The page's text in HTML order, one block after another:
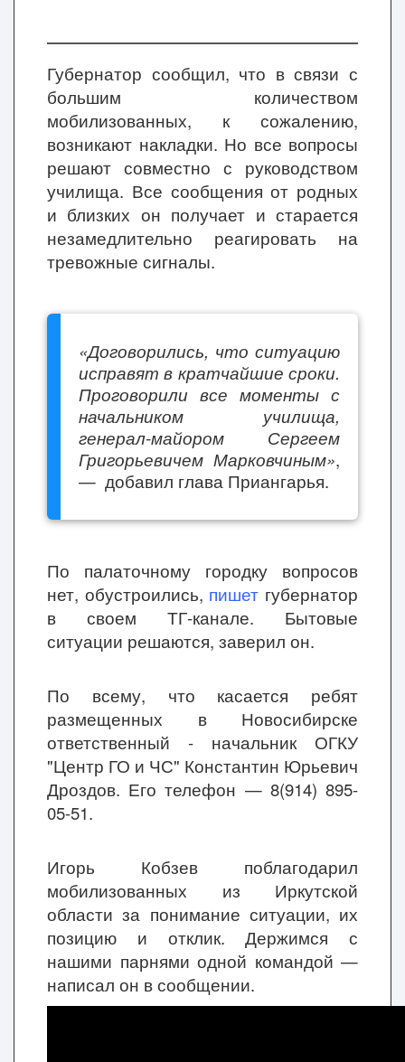
Губернатор сообщил, что в связи с
большим количеством
мобилизованных, к сожалению,
возникают накладки. Но все вопросы
решают совместно с руководством
училища. Все сообщения от родных
и близких он получает и старается
незамедлительно реагировать на
тревожные сигналы.
«Договорились, что ситуацию
исправят в кратчайшие сроки.
Проговорили все моменты с
начальником училища,
генерал-майором Сергеем
Григорьевичем Марковчиным»,
— добавил глава Приангарья.
По палаточному городку вопросов
нет, обустроились, пишет губернатор
в своем ТГ-канале. Бытовые
ситуации решаются, заверил он.
По всему, что касается ребят
размещенных в Новосибирске
ответственный - начальник ОГКУ
"Центр ГО и ЧС" Константин Юрьевич
Дроздов. Его телефон — 8(914) 895-
05-51.
Игорь Кобзев поблагодарил
мобилизованных из Иркутской
области за понимание ситуации, их
позицию и отклик. Держимся с
нашими парнями одной командой —
написал он в сообщении.